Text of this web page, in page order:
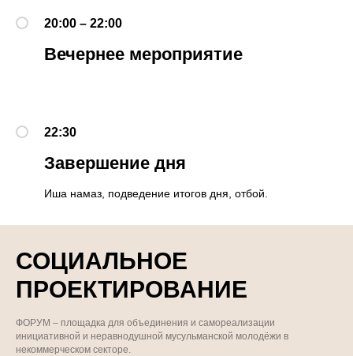
20:00 – 22:00
Вечернее мероприятие
22:30
Завершение дня
Иша намаз, подведение итогов дня, отбой.
СОЦИАЛЬНОЕ
ПРОЕКТИРОВАНИЕ
ФОРУМ – площадка для объединения и самореализации
инициативной и неравнодушной мусульманской молодёжи в
некоммерческом секторе.